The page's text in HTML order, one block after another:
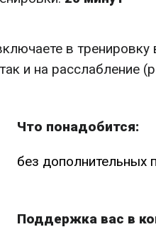
в
и на расслабление
Что понадобится:
без дополнительных
Поддержка вас в